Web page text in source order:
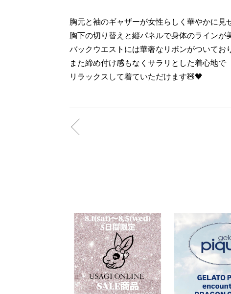
胸元と袖のギャザーが女性らしく華やかに見
胸下の切り替えと縦パネルで身体のラインが
バックウエストには華奢なリボンがついて
また締め付け感もなくサラリとした着心地で
リラックスして着ていただけます🧸🧡